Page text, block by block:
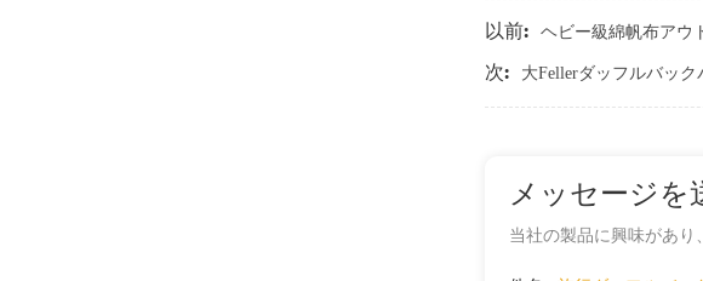
以前: ヘビー級綿帆布アウ
次: 大Fellerダッフルバッ
メッセージを
当社の製品に興味があり